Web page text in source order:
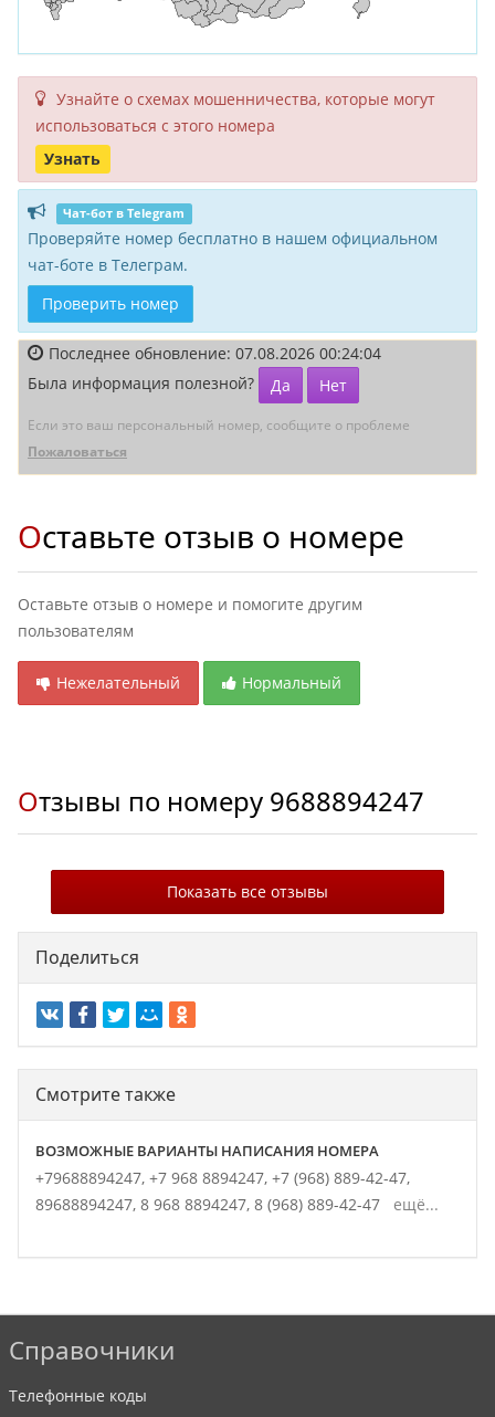
Узнайте о схемах мошенни­чества, кото­рые могут
исполь­зоваться с этого номера
Узнать
Чат-бот в Telegram
Проверяйте номер бесплатно в нашем официальном
чат-боте в Телеграм.
Проверить номер
Последнее обновление: 07.08.2026 00:24:04
Была информация полезной?
Да Нет
Если это ваш персональный номер, сообщите о проблеме
Пожаловаться
Оставьте отзыв о номере
Оставьте отзыв о номере и помогите другим
пользователям
Нежелательный Нормальный
Отзывы по номеру 9688894247
Показать все отзывы
Поделиться
Смотрите также
ВОЗМОЖНЫЕ ВАРИАНТЫ НАПИСАНИЯ НОМЕРА
+79688894247, +7 968 8894247, +7 (968) 889-42-47,
89688894247, 8 968 8894247, 8 (968) 889-42-47 ещё...
Справочники
Телефонные коды